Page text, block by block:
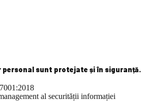
personal sunt protejate și în siguranță.
al securității informației